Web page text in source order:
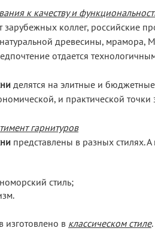
к качеству и
зарубежных коллег, российские
древесины,
отдается
делятся на элитные и
и практической точки
гарнитуров
представлены в разных стилях.
стиль;
изготовлено в классическом стиле